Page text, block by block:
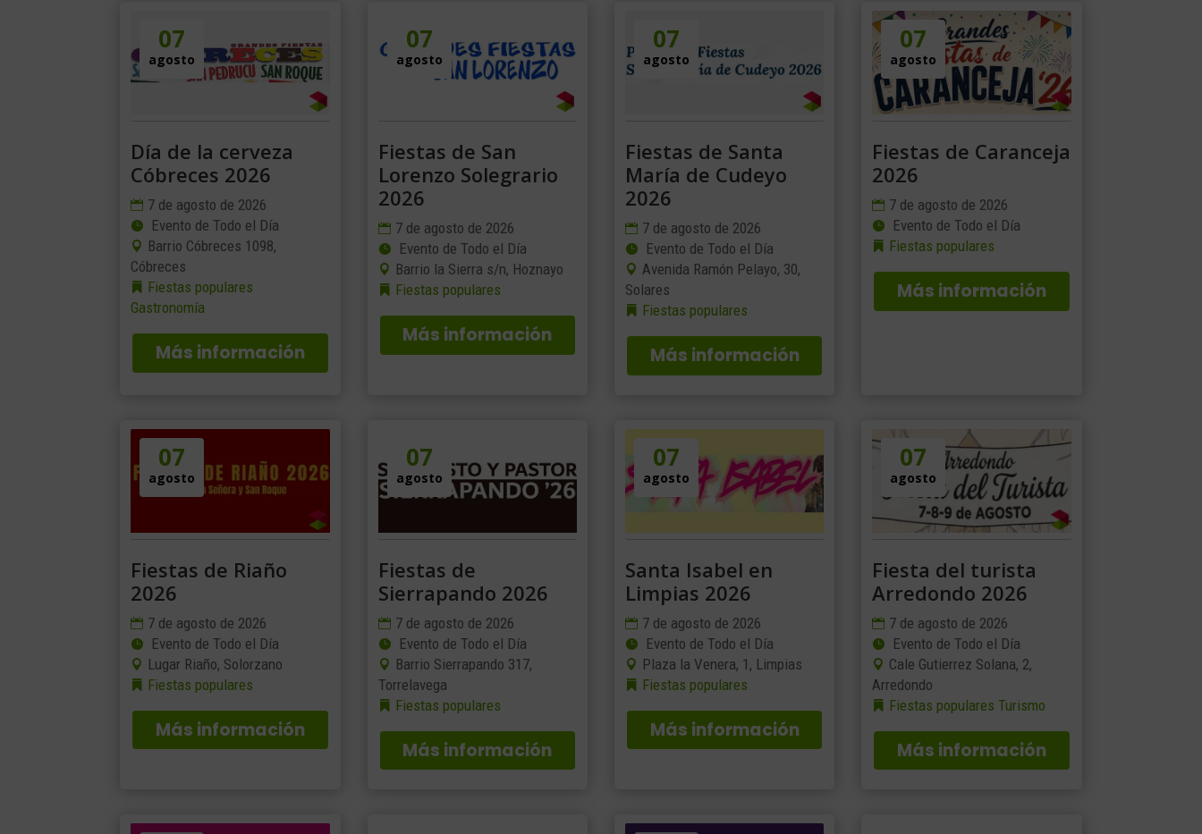
07
agosto
Día de la cerveza
Cóbreces 2026
7 de agosto de 2026
Evento de Todo el Día
Barrio Cóbreces 1098,
Cóbreces
Fiestas populares
Gastronomía
Más información
07
agosto
Fiestas de San
Lorenzo Solegrario
2026
7 de agosto de 2026
Evento de Todo el Día
Barrio la Sierra s/n, Hoznayo
Fiestas populares
Más información
07
agosto
Fiestas de Santa
María de Cudeyo
2026
7 de agosto de 2026
Evento de Todo el Día
Avenida Ramón Pelayo, 30,
Solares
Fiestas populares
Más información
07
agosto
Fiestas de Caranceja
2026
7 de agosto de 2026
Evento de Todo el Día
Fiestas populares
Más información
07
agosto
Fiestas de Riaño
2026
7 de agosto de 2026
Evento de Todo el Día
Lugar Riaño, Solorzano
Fiestas populares
Más información
07
agosto
Fiestas de
Sierrapando 2026
7 de agosto de 2026
Evento de Todo el Día
Barrio Sierrapando 317,
Torrelavega
Fiestas populares
Más información
07
agosto
Santa Isabel en
Limpias 2026
7 de agosto de 2026
Evento de Todo el Día
Plaza la Venera, 1, Limpias
Fiestas populares
Más información
07
agosto
Fiesta del turista
Arredondo 2026
7 de agosto de 2026
Evento de Todo el Día
Cale Gutierrez Solana, 2,
Arredondo
Fiestas populares Turismo
Más información